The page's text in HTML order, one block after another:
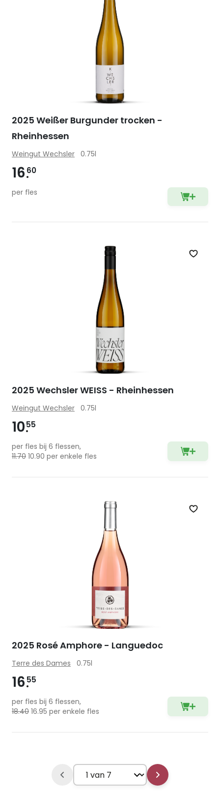
2025 Weißer Burgunder trocken -
Rheinhessen
Weingut Wechsler 0.75l
16 60
per fles
Zet
2025 Wechsler WEISS - Rheinhessen
Weingut Wechsler 0.75l
1055
per fles bij 6 flessen,
11.70 10.90 per enkele fles
Zet
2025 Rosé Amphore - Languedoc
Terre des Dames 0.75l
16 55
per fles bij 6 flessen,
18.40 16.95 per enkele fles